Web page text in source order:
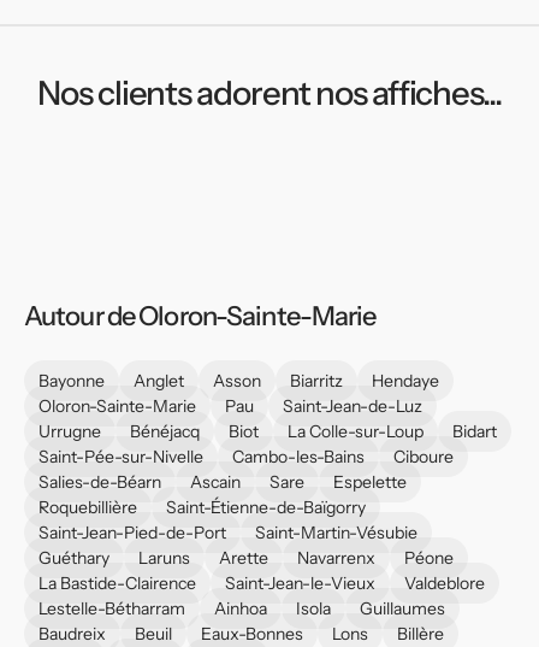
Nos clients adorent nos affiches...
Autour de Oloron-Sainte-Marie
Bayonne Anglet Asson Biarritz
Hendaye
Oloron-Sainte-Marie
Pau
Saint-Jean-de-Luz
Urrugne
Bénéjacq Biot La Colle-sur-Loup
Bidart
Saint-Pée-sur-Nivelle
Cambo-les-Bains
Ciboure
Salies-de-Béarn
Ascain Sare
Espelette
Roquebillière
Saint-Étienne-de-Baïgorry
Saint-Jean-Pied-de-Port
Saint-Martin-Vésubie
Guéthary
Laruns Arette Navarrenx
Péone
La Bastide-Clairence
Saint-Jean-le-Vieux
Valdeblore
Lestelle-Bétharram
Ainhoa Isola
Guillaumes
Baudreix
Beuil Eaux-Bonnes Lons
Billère